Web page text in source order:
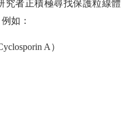
究者正積極尋找保護粒線體
如：
A）